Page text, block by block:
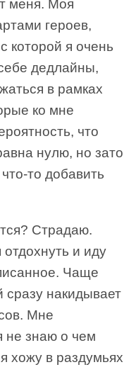
меня. Моя
героев,
которой я очень
дедлайны,
в рамках
ко мне
что
нулю, но зато
то добавить
Страдаю.
и иду
Чаще
сразу накидывает
Мне
не знаю о чем
хожу в раздумьях